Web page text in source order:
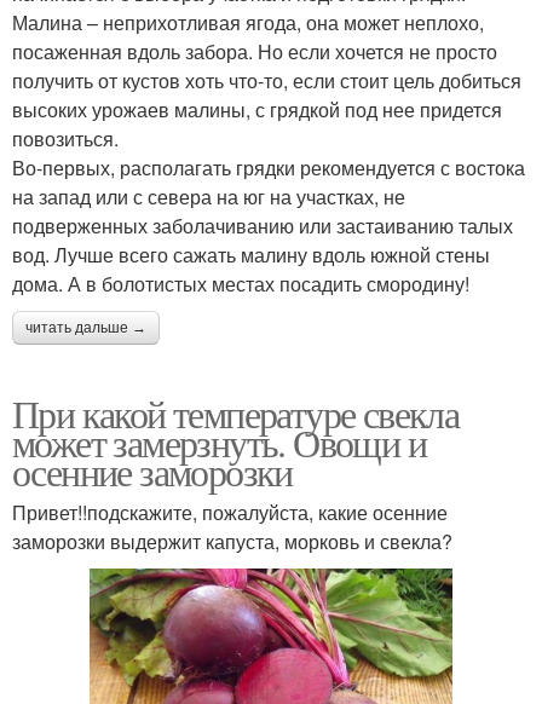
Малина – неприхотливая ягода, она может неплохо,
посаженная вдоль забора. Но если хочется не просто
получить от кустов хоть что-то, если стоит цель добиться
высоких урожаев малины, с грядкой под нее придется
повозиться.
Во-первых, располагать грядки рекомендуется с востока
на запад или с севера на юг на участках, не
подверженных заболачиванию или застаиванию талых
вод. Лучше всего сажать малину вдоль южной стены
дома. А в болотистых местах посадить смородину!
читать дальше →
При какой температуре свекла
может замерзнуть. Овощи и
осенние заморозки
Привет!!подскажите, пожалуйста, какие осенние
заморозки выдержит капуста, морковь и свекла?